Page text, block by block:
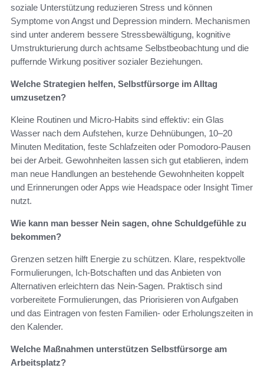
soziale Unterstützung reduzieren Stress und können
Symptome von Angst und Depression mindern. Mechanismen
sind unter anderem bessere Stressbewältigung, kognitive
Umstrukturierung durch achtsame Selbstbeobachtung und die
puffernde Wirkung positiver sozialer Beziehungen.
Welche Strategien helfen, Selbstfürsorge im Alltag
umzusetzen?
Kleine Routinen und Micro‑Habits sind effektiv: ein Glas
Wasser nach dem Aufstehen, kurze Dehnübungen, 10–20
Minuten Meditation, feste Schlafzeiten oder Pomodoro‑Pausen
bei der Arbeit. Gewohnheiten lassen sich gut etablieren, indem
man neue Handlungen an bestehende Gewohnheiten koppelt
und Erinnerungen oder Apps wie Headspace oder Insight Timer
nutzt.
Wie kann man besser Nein sagen, ohne Schuldgefühle zu
bekommen?
Grenzen setzen hilft Energie zu schützen. Klare, respektvolle
Formulierungen, Ich‑Botschaften und das Anbieten von
Alternativen erleichtern das Nein‑Sagen. Praktisch sind
vorbereitete Formulierungen, das Priorisieren von Aufgaben
und das Eintragen von festen Familien‑ oder Erholungszeiten in
den Kalender.
Welche Maßnahmen unterstützen Selbstfürsorge am
Arbeitsplatz?